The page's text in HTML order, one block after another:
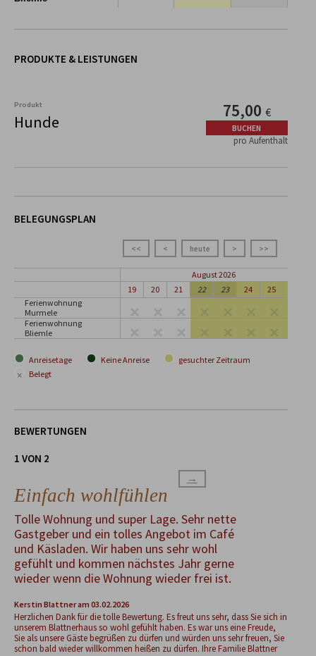
PRODUKTE & LEISTUNGEN
Produkt
Hunde
75,00 €
BUCHEN
pro Aufenthalt
BELEGUNGSPLAN
<< < heute > >>
August 2026
19
20 21 22 23 24 25
Ferienwohnung
Murmele
Ferienwohnung
Bliemle
Anreisetage Keine Anreise gesuchter Zeitraum
× Belegt
BEWERTUNGEN
1 VON 2
→
Einfach wohlfühlen
Tolle Wohnung und super Lage. Sehr nette
Gastgeber und ein tolles Angebot im Café
und Käsladen. Wir haben uns sehr wohl
gefühlt und kommen nächstes Jahr gerne
wieder wenn die Wohnung wieder frei ist.
Kerstin Blattneram 03.02.2026
Herzlichen Dank für die tolle Bewertung. Es freut uns sehr, dass Sie sich in
unserem Blattnerhaus so wohl gefühlt haben. Es war uns eine Freude,
Sie als unsere Gäste begrüßen zu dürfen und würden uns sehr freuen, Sie
schon bald wieder willkommen heißen zu dürfen. Ihre Familie Blattner